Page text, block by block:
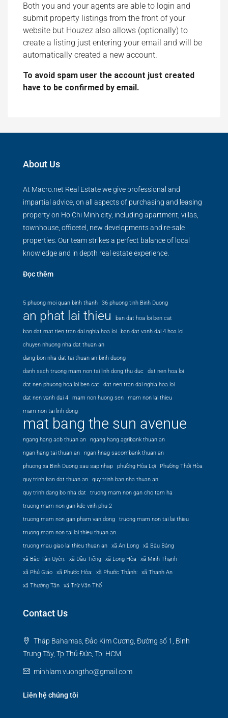
Both you and your agents are able to login and
submit property listings from the front of your
website but Houzez also allows (optionally) to
create a listing just entering your email and will be
automatically created a new account.
To avoid spam user the account just created
have to be confirmed by email.
About Us
At Macro.net Real Estate we give professional and
impartial advice, on all aspects of purchasing and leasing
property on Ho Chi Minh city, including apartment, villas,
townhouse, officetel, new developments and re-sale
properties. Our team strikes a perfect balance of local
knowledge and in depth real estate experience.
Đọc thêm
5 phuong moi quan binh thanh 36 phuong tinh Binh Duong
an phat lai thieu
ban dat hoa loi ben cat
ban dat mat tien tran dai nghia hoa loi
ban dat vanh dai 4 hoa loi
chuyen nhuong nha dat thuan an
dang bon nha dat tai thuan an binh duong
danh sach truong mam non tai linh dong thu duc
dat nen hoa loi
dat nen phuong hoa loi ben cat
dat nen tran dai nghia hoa loi
dat nen vanh dai 4
mam non huong sen
mam non lai thieu
mam non tai linh dong
mat bang the sun avenue
ngang hang acb thuan an
ngang hang agribank thuan an
ngan hang tai thuan an
ngan hnag sacombank thuan an
phuong xa Binh Duong sau sap nhap
phường Hòa Lợi
Phường Thới Hòa
quy trinh ban dat thuan an
quy trinh ban nha thuan an
quy trinh dang bo nha dat
truong mam non gan cho tam ha
truong mam non gan kdc vinh phu 2
truong mam non gan pham van dong
truong mam non tai lai thieu
truong mam non tai lai thieu thuan an
truong mau giao lai thieu thuan an
xã An Long
xã Bàu Bàng
xã Bắc Tân Uyên:
xã Dầu Tiếng xã Long Hòa
xã Minh Thạnh
xã Phú Giáo
xã Phước Hòa: xã Phước Thành:
xã Thanh An
xã Thường Tân
xã Trừ Văn Thố
Contact Us
Tháp Bahamas, Đảo Kim Cương, Đường số 1, Bình
Trưng Tây, Tp Thủ Đức, Tp. HCM
minhlam.vuongtho@gmail.com
Liên hệ chúng tôi